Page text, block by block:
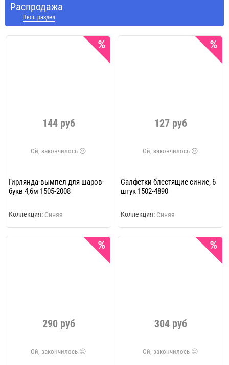
Распродажа
Весь раздел
144 руб
Гирлянда-вымпел для шаров-
букв 4,6м 1505-2008
Коллекция: Синяя
127 руб
Салфетки блестящие синие, 6
штук 1502-4890
Коллекция: Синяя
290 руб 304 руб